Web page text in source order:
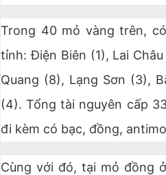
Trong 40 mỏ vàng trên,
tỉnh: Điện Biên (1), Lai
Quang (8), Lạng Sơn (3),
(4). Tổng tài nguyên cấp
đi kèm có bạc, đồng,
Cùng với đó, tại mỏ đồng